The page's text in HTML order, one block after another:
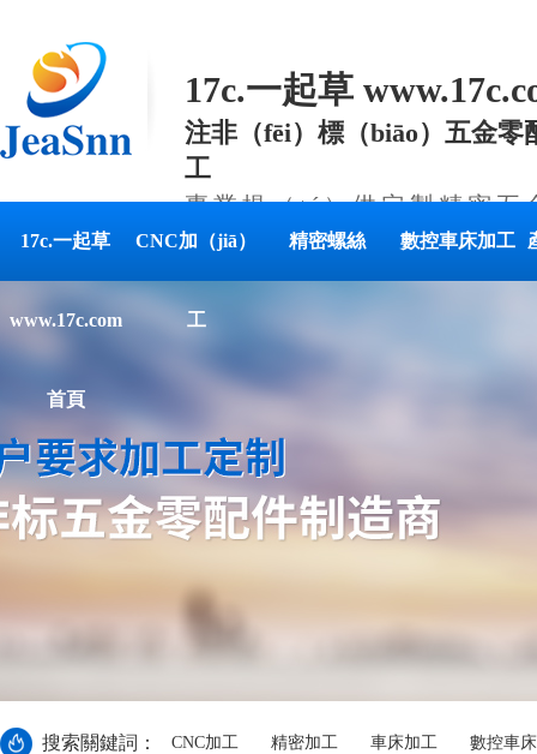
17c.一起草
注非（fēi）標（biāo）五金零
工
專業提（tí）供定製精密
解（jiě）決方案
17c.一起草
www.17c.com
首頁
CNC加（jiā）
工
精密螺絲 數控車床加工
搜索關鍵詞： CNC加工 精密加工 車床加工 數控車